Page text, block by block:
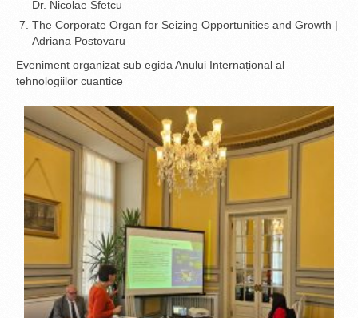
Dr. Nicolae Sfetcu
The Corporate Organ for Seizing Opportunities and Growth |
Adriana Postovaru
Eveniment organizat sub egida Anului Internațional al
tehnologiilor cuantice